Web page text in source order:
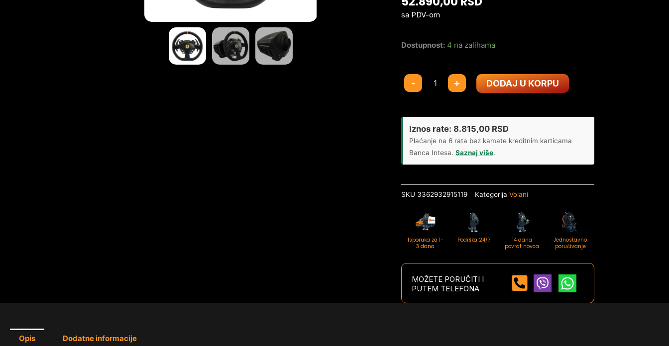
sa PDV-om
Dostupnost: 4 na zalihama
-
Volan
Thrustmaster
PC
Racer
Ferrari
488
Challenge
količina
+ DODAJ U KORPU
Iznos rate:8.815,00 RSD
Plaćanje na 6 rata bez kamate kreditnim karticama
Banca Intesa.Saznaj više.
SKU 3362932915119 Kategorija Volani
Isporuka za 1-
3 dana
Podrška 24/7
14 dana
povrat novca
Jednostavno
poručivanje
MOŽETE PORUČITI I
PUTEM TELEFONA
Opis Dodatne informacije